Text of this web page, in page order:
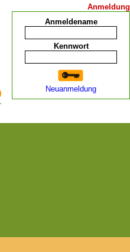
Anmeldung
Anmeldename
Kennwort
Neuanmeldung